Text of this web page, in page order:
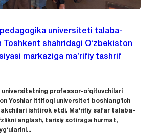
universiteti talaba-
Toshkent shahridagi O‘zbekiston
markaziga ma’rifiy tashrif
professor-o‘qituvchilari
Yoshlar ittifoqi universitet boshlang‘ich
ishtirok etdi. Ma’rifiy safar talaba-
anglash, tarixiy xotiraga hurmat,